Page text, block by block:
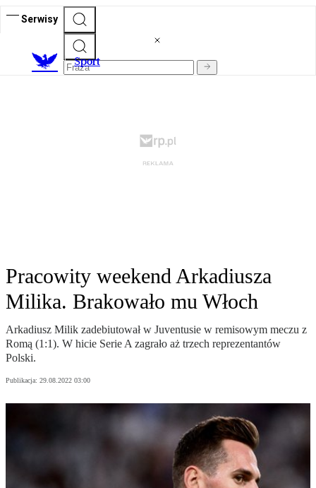
Serwisy
Sport
Pracowity weekend Arkadiusza
Milika. Brakowało mu Włoch
Arkadiusz Milik zadebiutował w Juventusie w remisowym meczu z
Romą (1:1). W hicie Serie A zagrało aż trzech reprezentantów
Polski.
Publikacja: 29.08.2022 03:00